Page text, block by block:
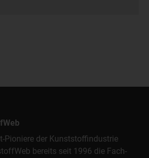
Pioniere der Kunststoffindustrie
bereits seit 1996 die Fach-